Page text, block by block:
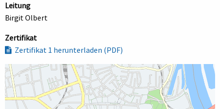
Leitung
Birgit Olbert
Zertifikat
Zertifikat 1 herunterladen (PDF)